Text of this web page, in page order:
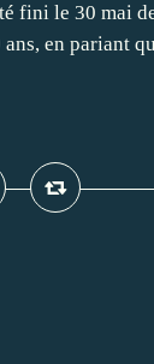
fini le 30 mai
en pariant